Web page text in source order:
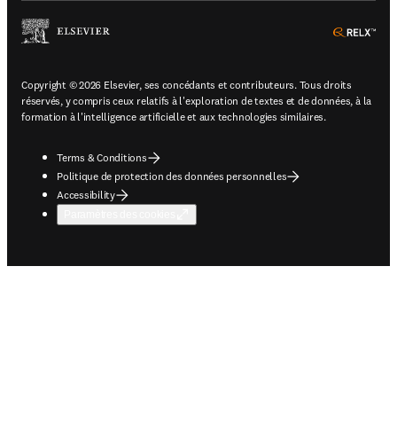
Copyright © 2026 Elsevier, ses concédants et contributeurs. Tous droits
réservés, y compris ceux relatifs à l'exploration de textes et de données, à la
formation à l'intelligence artificielle et aux technologies similaires.
Terms & Conditions
Politique de protection des données personnelles
Accessibility